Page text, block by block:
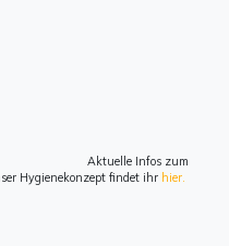
Aktuelle Infos zum
Hygienekonzept findet ihr hier.